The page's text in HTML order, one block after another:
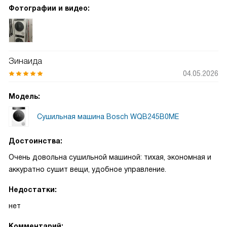
застегиваю маленькие детские рубашки — они готовы к
случай, когда перед завтраком у сына порвался воротник,
а нужна была чистая рубашка на ужин: быстро просушила
магазин или переносить планы. Отдельно отмечу
удобство загрузки и простоту выбора режима. Нет
Фотографии и видео:
Зинаида
04.05.2026
Модель:
Сушильная машина Bosch WQB245B0ME
Достоинства:
Очень довольна сушильной машиной: тихая, экономная и
аккуратно сушит вещи, удобное управление.
Недостатки:
нет